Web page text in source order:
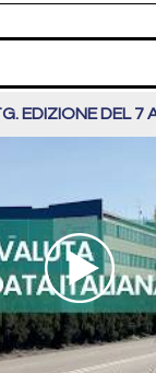
EDIZIONE DEL